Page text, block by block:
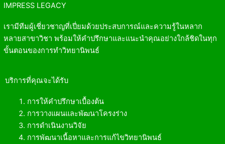
IMPRESS LEGACY
เรามีทีมผู้เชี่ยวชาญที่เปี่ยมด้วยประสบการณ์และความรู้ในหลาก
หลายสาขาวิชา พร้อมให้คำปรึกษาและแนะนำคุณอย่างใกล้ชิดในทุก
ขั้นตอนของการทำวิทยานิพนธ์
บริการที่คุณจะได้รับ
การให้คำปรึกษาเบื้องต้น
การวางแผนและพัฒนาโครงร่าง
การดำเนินงานวิจัย
การพัฒนาเนื้อหาและการแก้ไขวิทยานิพนธ์